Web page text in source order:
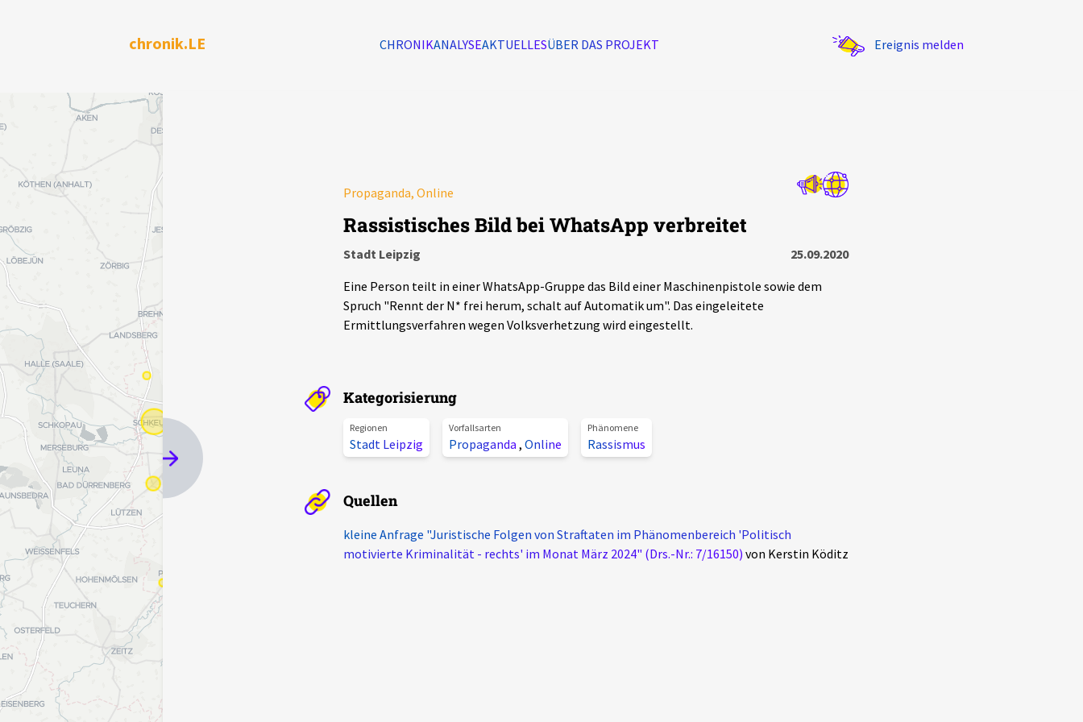
chronik.LE CHRONIKANALYSEAKTUELLESÜBER DAS PROJEKT Ereignis melden
Propaganda, Online
Rassistisches Bild bei WhatsApp verbreitet
Stadt Leipzig
25.09.2020
Eine Person teilt in einer WhatsApp-Gruppe das Bild einer Maschinenpistole sowie dem
Spruch "Rennt der N* frei herum, schalt auf Automatik um". Das eingeleitete
Ermittlungsverfahren wegen Volksverhetzung wird eingestellt.
Kategorisierung
Regionen
Stadt Leipzig
Vorfallsarten
Propaganda , Online
Phänomene
Rassismus
Quellen
kleine Anfrage "Juristische Folgen von Straftaten im Phänomenbereich 'Politisch
motivierte Kriminalität - rechts' im Monat März 2024" (Drs.-Nr.: 7/16150) von Kerstin Köditz
Statistik